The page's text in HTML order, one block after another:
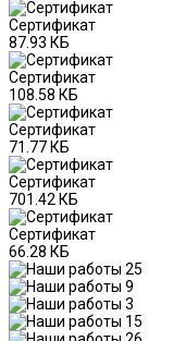
Сертификат
87.93 КБ
Сертификат
108.58 КБ
Сертификат
71.77 КБ
Сертификат
701.42 КБ
Сертификат
66.28 КБ